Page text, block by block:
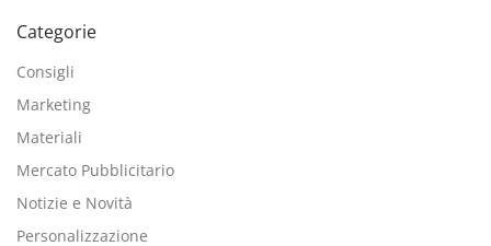
Categorie
Consigli
Marketing
Materiali
Mercato Pubblicitario
Notizie e Novità
Personalizzazione